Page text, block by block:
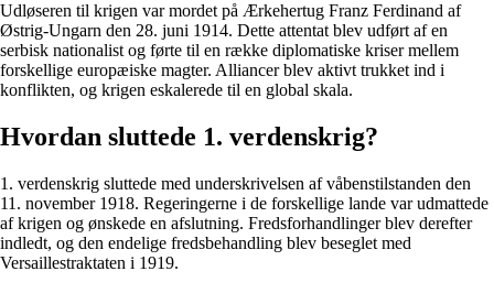
Udløseren til krigen var mordet på Ærkehertug Franz Ferdinand af
Østrig-Ungarn den 28. juni 1914. Dette attentat blev udført af en
serbisk nationalist og førte til en række diplomatiske kriser mellem
forskellige europæiske magter. Alliancer blev aktivt trukket ind i
konflikten, og krigen eskalerede til en global skala.
Hvordan sluttede 1. verdenskrig?
1. verdenskrig sluttede med underskrivelsen af våbenstilstanden den
11. november 1918. Regeringerne i de forskellige lande var udmattede
af krigen og ønskede en afslutning. Fredsforhandlinger blev derefter
indledt, og den endelige fredsbehandling blev beseglet med
Versaillestraktaten i 1919.